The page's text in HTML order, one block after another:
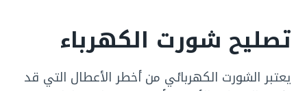
تصليح شورت الكهرباء
يعتبر الشورت الكهربائي من أخطر الأعطال التي قد